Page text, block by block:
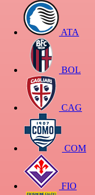
ATA
BOL
CAG
COM
FIO